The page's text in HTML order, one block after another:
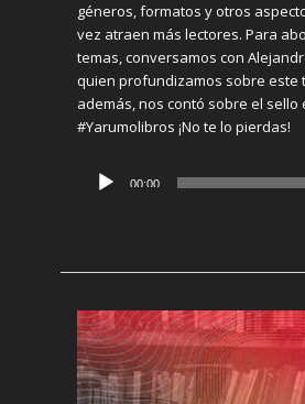
géneros,formatos y otros
vez atraen más lectores. Para
temas, conversamos con
quien profundizamos sobre este
además, nos contó sobre el sello
#Yarumolibros ¡No te lo pierdas!
Reproductor
00:00